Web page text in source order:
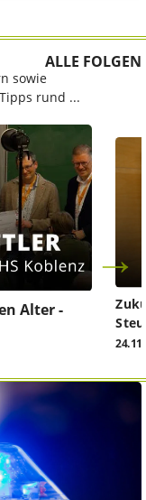
ALLE FOLGEN
sowie
rund ...
Alter -